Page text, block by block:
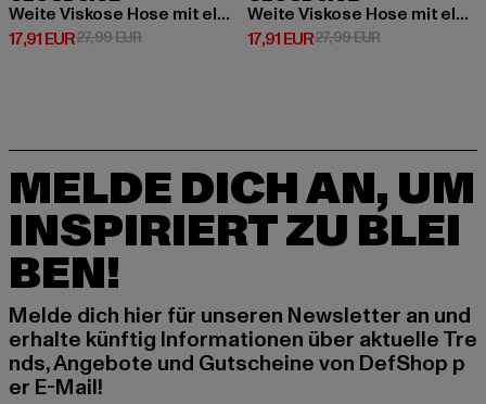
Weite Viskose Hose mit elastischen Bund und Deko-Tunnelzug
17,91 EUR
Derzeitiger Preis: 17,91 EUR
27,99 EURAktionspreis: 27,99 EUR
Weite Viskose Hose mit elastischen Bund und Deko-Tunnelzug
17,91 EUR
Derzeitiger Preis: 17,91 EUR
27,99 EURAktionspreis:
MELDE DICH AN, UM
INSPIRIERT ZU BLEI
BEN!
Melde dich hier für unseren Newsletter an und
erhalte künftig Informationen über aktuelle Tre
nds, Angebote und Gutscheine von DefShop p
er E-Mail!